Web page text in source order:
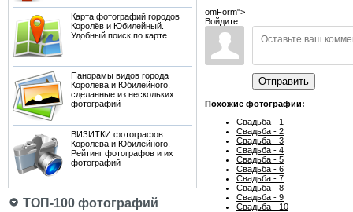
Карта фотографий городов
Королёв и Юбилейный.
Удобный поиск по карте
Панорамы видов города
Королёва и Юбилейного,
сделанные из нескольких
фотографий
ВИЗИТКИ фотографов
Королёва и Юбилейного.
Рейтинг фотографов и их
фотографий
ТОП-100 фотографий
omForm">
Войдите:
Отправить
Похожие фотографии:
Свадьба - 1
Свадьба - 2
Свадьба - 3
Свадьба - 4
Свадьба - 5
Свадьба - 6
Свадьба - 7
Свадьба - 8
Свадьба - 9
Свадьба - 10